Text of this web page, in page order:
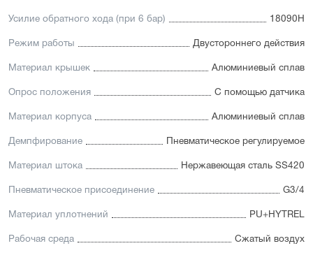
Усилие обратного хода (при 6 бар) 18090Н
Режим работы Двустороннего действия
Материал крышек Алюминиевый сплав
Опрос положения С помощью датчика
Материал корпуса Алюминиевый сплав
Демпфирование Пневматическое регулируемое
Материал штока Нержавеющая сталь SS420
Пневматическое присоединение G3/4
Материал уплотнений PU+HYTREL
Рабочая среда Сжатый воздух